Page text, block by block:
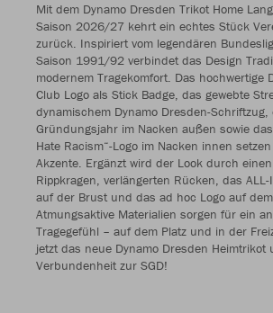
Mit dem Dynamo Dresden Trikot Home
Saison 2026/27 kehrt ein echtes Stück
zurück. Inspiriert vom legendären
Saison 1991/92 verbindet das Design
modernem Tragekomfort. Das hochwertige
Club Logo als Stick Badge, das gewebte
dynamischem Dynamo Dresden-Schriftzug,
Gründungsjahr im Nacken außen sowie
Hate Racism“-Logo im Nacken innen
Akzente. Ergänzt wird der Look durch
Rippkragen, verlängerten Rücken, das ALL-
auf der Brust und das ad hoc Logo auf
Atmungsaktive Materialien sorgen für ein
Tragegefühl – auf dem Platz und in der
jetzt das neue Dynamo Dresden Heimtrikot
Verbundenheit zur SGD!